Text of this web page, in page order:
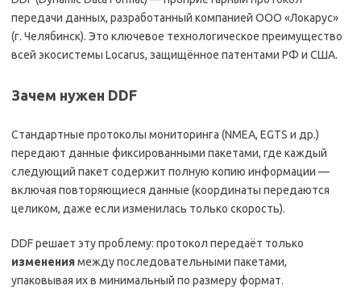
передачи данных, разработанный компанией ООО «Локарус»
(г. Челябинск). Это ключевое технологическое преимущество
всей экосистемы Locarus, защищённое патентами РФ и США.
Зачем нужен DDF
Стандартные протоколы мониторинга (NMEA, EGTS и др.)
передают данные фиксированными пакетами, где каждый
следующий пакет содержит полную копию информации —
включая повторяющиеся данные (координаты передаются
целиком, даже если изменилась только скорость).
DDF решает эту проблему: протокол передаёт только
изменениямежду последовательными пакетами,
упаковывая их в минимальный по размеру формат.